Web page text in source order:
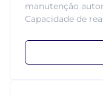
manutenção
Capacidade de